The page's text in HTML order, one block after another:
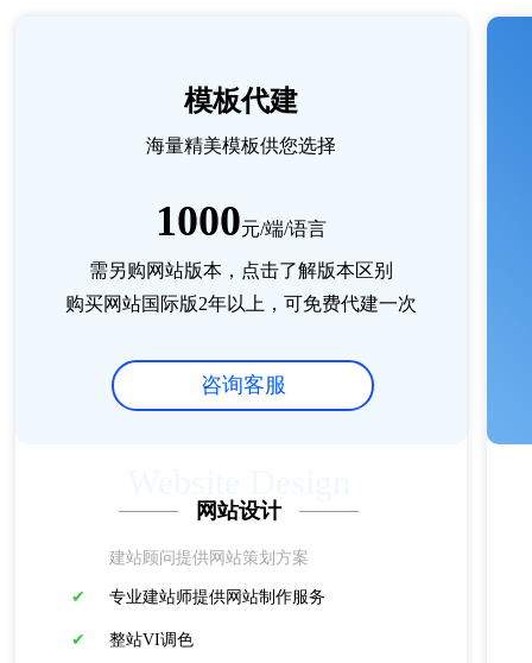
模板代建
海量精美模板供您选择
1000元/端/语言
需另购网站版本， 点击了解版本区别
购买网站国际版2年以上，可免费代建一次
咨询客服
网站设计
建站顾问提供网站策划方案
✔ 专业建站师提供网站制作服务
✔ 整站VI调色